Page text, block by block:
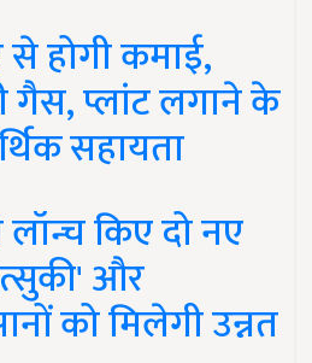
होगी कमाई,
गैस, प्लांट लगाने के
सहायता
किए दो नए
और
को मिलेगी उन्नत